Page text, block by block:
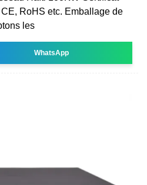
RoHS etc. Emballage de
les
WhatsApp